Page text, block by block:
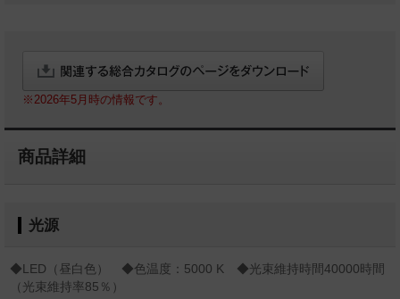
※2026年5月時の情報です。
商品詳細
光源
◆LED（昼白色） ◆色温度：5000 K ◆光束維持時間40000時間
（光束維持率85％）